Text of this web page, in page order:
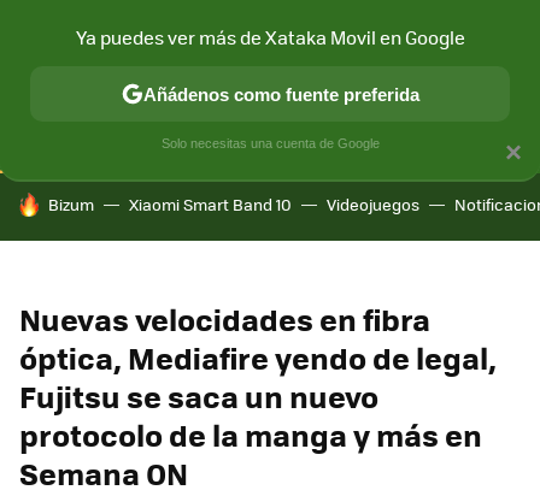
CONECTIVIDAD MÓVIL Y SOCIEDAD APLICACIONES
HOY SE HABLA DE
Bizum Xiaomi Smart Band 10 Videojuegos
Nuevas velocidades en fibra
óptica, Mediafire yendo de legal,
Fujitsu se saca un nuevo
protocolo de la manga y más en
Semana ON
×
Ya puedes ver más de Xataka Movil en Google
Añádenos como fuente preferida
Solo necesitas una cuenta de Google